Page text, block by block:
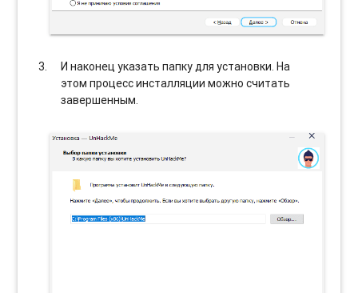
И наконец указать папку для установки. На
этом процесс инсталляции можно считать
завершенным.